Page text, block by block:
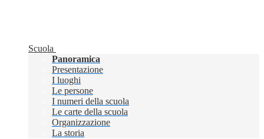
Scuola
Panoramica
Presentazione
I luoghi
Le persone
I numeri della scuola
Le carte della scuola
Organizzazione
La storia